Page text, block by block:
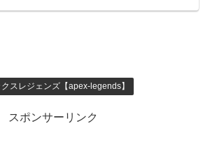
スレジェンズ【apex-legends】
スポンサーリンク